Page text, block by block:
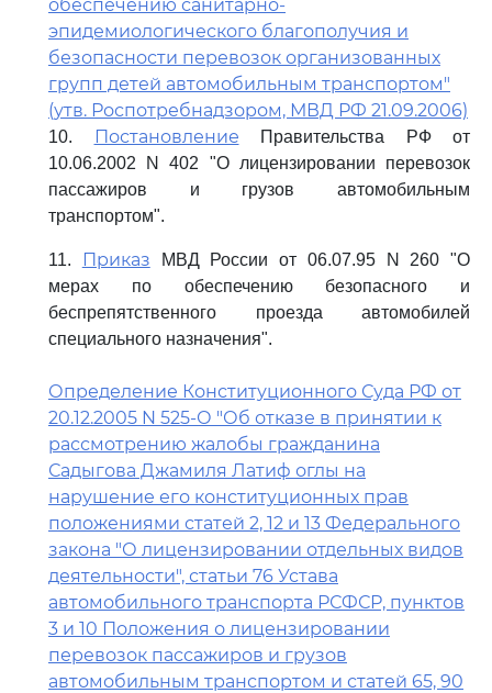
обеспечению санитарно-
эпидемиологического благополучия и
безопасности перевозок организованных
групп детей автомобильным транспортом"
(утв. Роспотребнадзором, МВД РФ 21.09.2006)
10. Постановление Правительства РФ от
10.06.2002 N 402 "О лицензировании перевозок
пассажиров и грузов автомобильным
транспортом".
11. Приказ МВД России от 06.07.95 N 260 "О
мерах по обеспечению безопасного и
беспрепятственного проезда автомобилей
специального назначения".
Определение Конституционного Суда РФ от
20.12.2005 N 525-О "Об отказе в принятии к
рассмотрению жалобы гражданина
Садыгова Джамиля Латиф оглы на
нарушение его конституционных прав
положениями статей 2, 12 и 13 Федерального
закона "О лицензировании отдельных видов
деятельности", статьи 76 Устава
автомобильного транспорта РСФСР, пунктов
3 и 10 Положения о лицензировании
перевозок пассажиров и грузов
автомобильным транспортом и статей 65, 90